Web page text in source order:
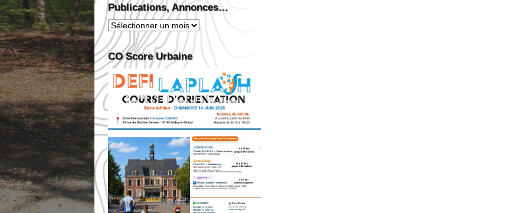
Publications, Annonces…
Publications,
Annonces…
CO Score Urbaine